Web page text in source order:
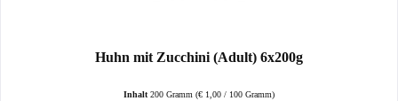
Huhn mit Zucchini (Adult) 6x200g
Inhalt200 Gramm(€ 1,00 / 100 Gramm)